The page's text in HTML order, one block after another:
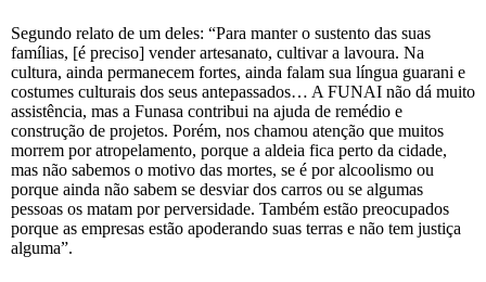
Segundo relato de um deles: “Para manter o sustento das suas
famílias, [é preciso] vender artesanato, cultivar a lavoura. Na
cultura, ainda permanecem fortes, ainda falam sua língua guarani e
costumes culturais dos seus antepassados… A FUNAI não dá muito
assistência, mas a Funasa contribui na ajuda de remédio e
construção de projetos. Porém, nos chamou atenção que muitos
morrem por atropelamento, porque a aldeia fica perto da cidade,
mas não sabemos o motivo das mortes, se é por alcoolismo ou
porque ainda não sabem se desviar dos carros ou se algumas
pessoas os matam por perversidade. Também estão preocupados
porque as empresas estão apoderando suas terras e não tem justiça
alguma”.